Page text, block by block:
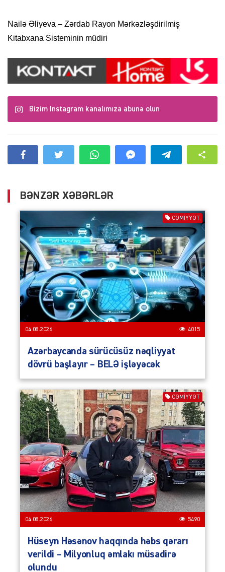
Nailə Əliyeva – Zərdab Rayon Mərkəzləşdirilmiş
Kitabxana Sisteminin müdiri
Bizim Instagram kanalımıza abunə olun
BƏNZƏR XƏBƏRLƏR
CƏMIYYƏT
04.08.2026 4015
Azərbaycanda sürücüsüz nəqliyyat
dövrü başlayır – BELƏ işləyəcək
CƏMIYYƏT
04.08.2026 5490
Hüseyn Həsənov haqqında həbs qərarı
verildi – Milyonluq əmlakı müsadirə
olundu